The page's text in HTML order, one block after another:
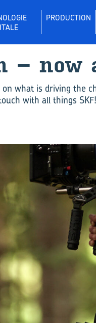
PRODUCTION
now
what is driving the
with all things SKF!